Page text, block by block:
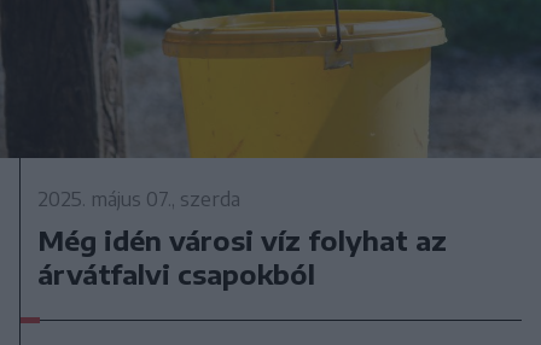
2025. május 07., szerda
Még idén városi víz folyhat az
árvátfalvi csapokból